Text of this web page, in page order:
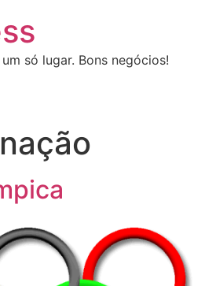
só lugar. Bons negócios!